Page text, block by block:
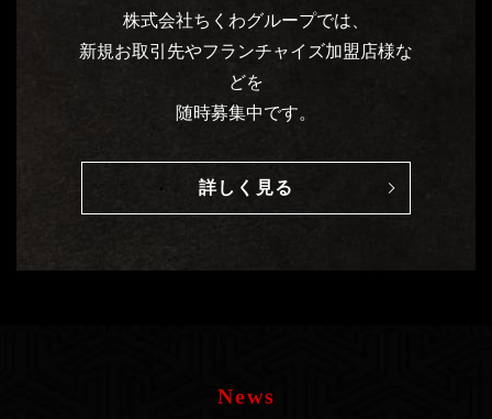
株式会社ちくわグループでは、
新規お取引先やフランチャイズ加盟店様な
どを
随時募集中です。
詳しく見る
News